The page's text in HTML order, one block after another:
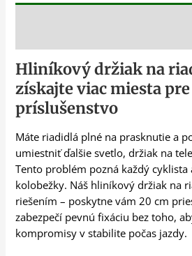
Hliníkový držiak na
získajte viac miesta
príslušenstvo
Máte riadidlá plné na prasknutie a
umiestniť ďalšie svetlo, držiak na
Tento problém pozná každý
kolobežky. Náš hliníkový držiak na
riešením – poskytne vám 20 cm
zabezpečí pevnú fixáciu bez toho,
kompromisy v stabilite počas jazdy.